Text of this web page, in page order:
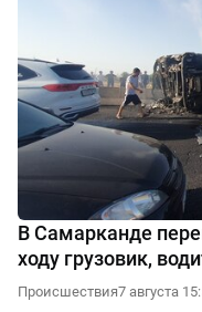
В Самарканде
ходу грузовик,
Происшествия7 августа